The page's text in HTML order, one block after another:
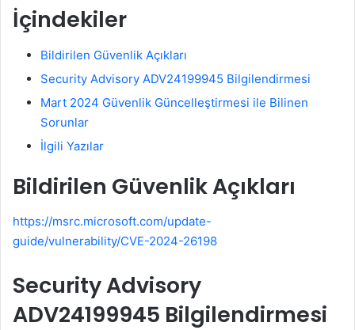
İçindekiler
Bildirilen Güvenlik Açıkları
Security Advisory ADV24199945 Bilgilendirmesi
Mart 2024 Güvenlik Güncelleştirmesi ile Bilinen
Sorunlar
İlgili Yazılar
Bildirilen Güvenlik Açıkları
https://msrc.microsoft.com/update-
guide/vulnerability/CVE-2024-26198
Security Advisory
ADV24199945 Bilgilendirmesi